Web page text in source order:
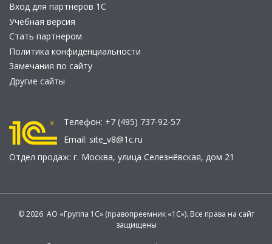
Вход для партнеров 1С
Учебная версия
Стать партнером
Политика конфиденциальности
Замечания по сайту
Другие сайты
Телефон: +7 (495) 737-92-57
Email: site_v8@1c.ru
Отдел продаж: г. Москва, улица Селезнёвская, дом 21
© 2026 АО «Группа 1С» (правопреемник «1С»). Все права на сайт
защищены